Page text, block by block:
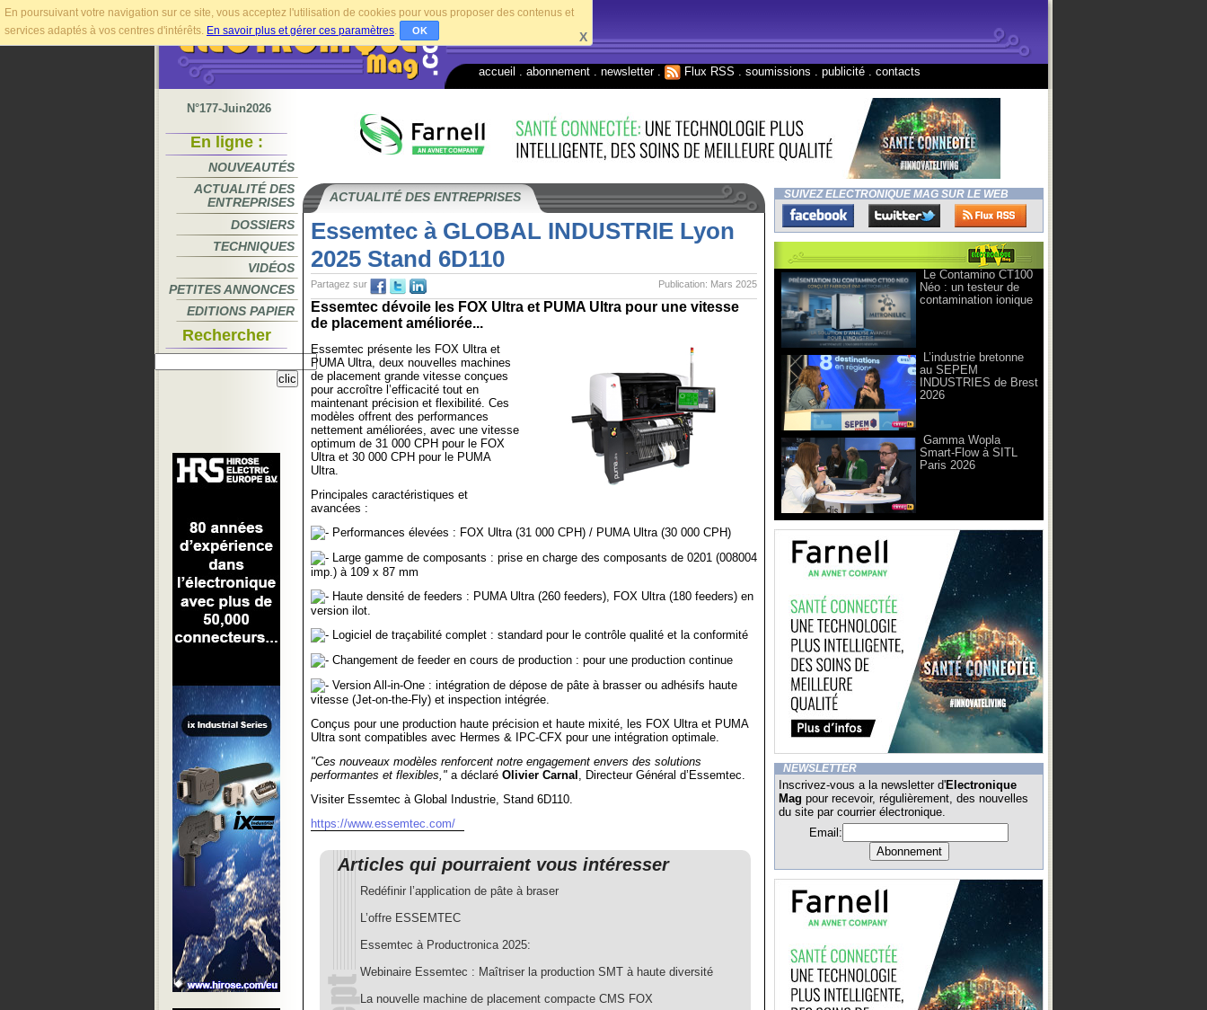
En poursuivant votre navigation sur ce site, vous acceptez l'utilisation de cookies pour vous proposer des contenus et
services adaptés à vos centres d'intérêts. En savoir plus et gérer ces paramètres. OK X
accueil abonnement newsletter. Flux RSS soumissions publicité contacts
N°177-Juin2026
En ligne :
NOUVEAUTÉS
ACTUALITÉ DES
ENTREPRISES
DOSSIERS
TECHNIQUES
VIDÉOS
PETITES ANNONCES
EDITIONS PAPIER
Rechercher
ACTUALITÉ DES ENTREPRISES
Essemtec à GLOBAL INDUSTRIE Lyon
2025 Stand 6D110
Publication: Mars 2025
Partagez sur
Essemtec dévoile les FOX Ultra et PUMA Ultra pour une vitesse
de placement améliorée...
Essemtec présente les FOX Ultra et
PUMA Ultra, deux nouvelles machines
de placement grande vitesse conçues
pour accroître l’efficacité tout en
maintenant précision et flexibilité. Ces
modèles offrent des performances
nettement améliorées, avec une vitesse
optimum de 31 000 CPH pour le FOX
Ultra et 30 000 CPH pour le PUMA
Ultra.
Principales caractéristiques et
avancées :
Performances élevées : FOX Ultra (31 000 CPH) / PUMA Ultra (30 000 CPH)
Large gamme de composants : prise en charge des composants de 0201 (008004
imp.) à 109 x 87 mm
Haute densité de feeders : PUMA Ultra (260 feeders), FOX Ultra (180 feeders) en
version ilot.
Logiciel de traçabilité complet : standard pour le contrôle qualité et la conformité
Changement de feeder en cours de production : pour une production continue
Version All-in-One : intégration de dépose de pâte à brasser ou adhésifs haute
vitesse (Jet-on-the-Fly) et inspection intégrée.
Conçus pour une production haute précision et haute mixité, les FOX Ultra et PUMA
Ultra sont compatibles avec Hermes & IPC-CFX pour une intégration optimale.
"Ces nouveaux modèles renforcent notre engagement envers des solutions
performantes et flexibles," a déclaré Olivier Carnal , Directeur Général d’Essemtec.
Visiter Essemtec à Global Industrie, Stand 6D110.
https://www.essemtec.com/
Articles qui pourraient vous intéresser
Redéfinir l’application de pâte à braser
L’offre ESSEMTEC
Essemtec à Productronica 2025:
Webinaire Essemtec : Maîtriser la production SMT à haute diversité
La nouvelle machine de placement compacte CMS FOX
SUIVEZ ELECTRONIQUE MAG SUR LE WEB
Le Contamino CT100
Néo : un testeur de
contamination ionique
L’industrie bretonne
au SEPEM
INDUSTRIES de Brest
2026
Gamma Wopla
Smart-Flow à SITL
Paris 2026
NEWSLETTER
Inscrivez-vous a la newsletter d'Electronique
Mag pour recevoir, régulièrement, des nouvelles
du site par courrier électronique.
Email: